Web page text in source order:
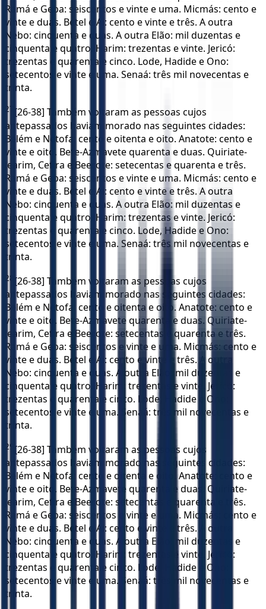
Ramá e Geba: seiscentos e vinte e uma. Micmás: cento e
vinte e duas. Betel e Ai: cento e vinte e três. A outra
Nebo: cinquenta e duas. A outra Elão: mil duzentas e
cinquenta e quatro. Harim: trezentas e vinte. Jericó:
trezentas e quarenta e cinco. Lode, Hadide e Ono:
setecentos e vinte e uma. Senaá: três mil novecentas e
trinta.
27 [26-38] Também voltaram as pessoas cujos
antepassados haviam morado nas seguintes cidades:
Belém e Netofa: cento e oitenta e oito. Anatote: cento e
vinte e oito. Bete-Azmavete quarenta e duas. Quiriate-
Jearim, Cefira e Beerote: setecentas e quarenta e três.
Ramá e Geba: seiscentos e vinte e uma. Micmás: cento e
vinte e duas. Betel e Ai: cento e vinte e três. A outra
Nebo: cinquenta e duas. A outra Elão: mil duzentas e
cinquenta e quatro. Harim: trezentas e vinte. Jericó:
trezentas e quarenta e cinco. Lode, Hadide e Ono:
setecentos e vinte e uma. Senaá: três mil novecentas e
trinta.
28 [26-38] Também voltaram as pessoas cujos
antepassados haviam morado nas seguintes cidades:
Belém e Netofa: cento e oitenta e oito. Anatote: cento e
vinte e oito. Bete-Azmavete quarenta e duas. Quiriate-
Jearim, Cefira e Beerote: setecentas e quarenta e três.
Ramá e Geba: seiscentos e vinte e uma. Micmás: cento e
vinte e duas. Betel e Ai: cento e vinte e três. A outra
Nebo: cinquenta e duas. A outra Elão: mil duzentas e
cinquenta e quatro. Harim: trezentas e vinte. Jericó:
trezentas e quarenta e cinco. Lode, Hadide e Ono:
setecentos e vinte e uma. Senaá: três mil novecentas e
trinta.
29 [26-38] Também voltaram as pessoas cujos
antepassados haviam morado nas seguintes cidades:
Belém e Netofa: cento e oitenta e oito. Anatote: cento e
vinte e oito. Bete-Azmavete quarenta e duas. Quiriate-
Jearim, Cefira e Beerote: setecentas e quarenta e três.
Ramá e Geba: seiscentos e vinte e uma. Micmás: cento e
vinte e duas. Betel e Ai: cento e vinte e três. A outra
Nebo: cinquenta e duas. A outra Elão: mil duzentas e
cinquenta e quatro. Harim: trezentas e vinte. Jericó:
trezentas e quarenta e cinco. Lode, Hadide e Ono:
setecentos e vinte e uma. Senaá: três mil novecentas e
trinta.